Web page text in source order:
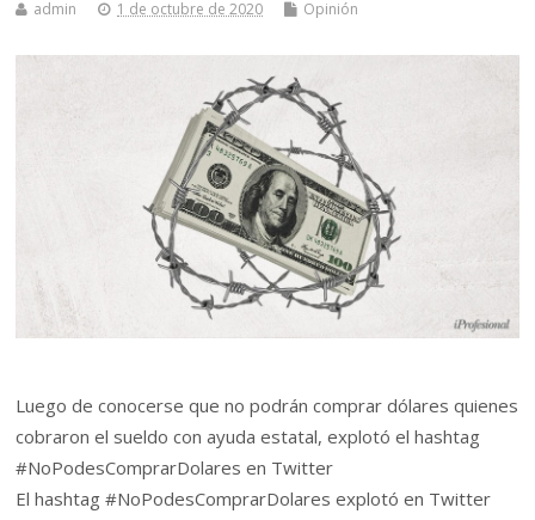
admin 1 de octubre de 2020 Opinión
Luego de conocerse que no podrán comprar dólares quienes
cobraron el sueldo con ayuda estatal, explotó el hashtag
#NoPodesComprarDolares en Twitter
El hashtag #NoPodesComprarDolares explotó en Twitter